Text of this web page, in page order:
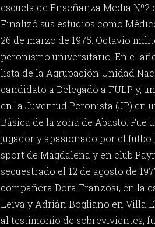
escuela de Enseñanza Media Nº2
Finalizó sus estudios como
26 de marzo de 1975. Octavio
peronismo universitario. En el
lista de la Agrupación Unidad
candidato a Delegado a FULP y,
en la Juventud Peronista (JP) en
Básica de la zona de Abasto. Fue
jugador y apasionado por el
sport de Magdalena y en club
secuestrado el 12 de agosto de
compañera Dora Franzosi, en la
Leiva y Adrián Bogliano en Villa
al testimonio de sobrevivientes,